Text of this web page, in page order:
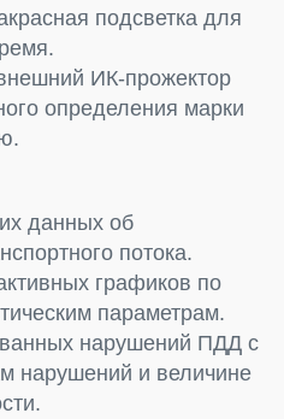
подсветка для
ИК-прожектор
определения марки
данных об
потока.
графиков по
параметрам.
нарушений ПДД с
нарушений и величине